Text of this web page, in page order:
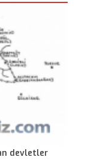
devletler